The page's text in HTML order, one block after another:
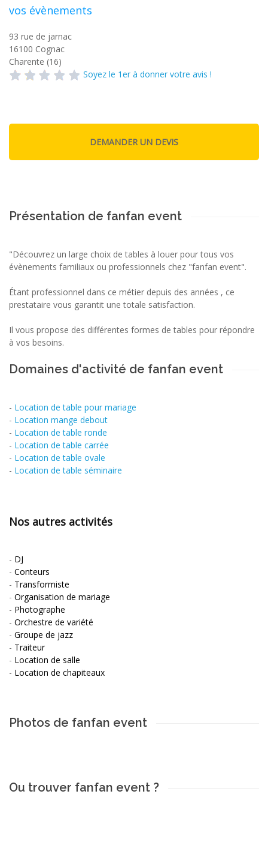
vos évènements
93 rue de jarnac
16100 Cognac
Charente (16)
Soyez le 1er à donner votre avis !
Présentation de fanfan event
"Découvrez un large choix de tables à louer pour tous vos
évènements familiaux ou professionnels chez "fanfan event".
Étant professionnel dans ce métier depuis des années , ce
prestataire vous garantit une totale satisfaction.
Il vous propose des différentes formes de tables pour répondre
à vos besoins.
Domaines d'activité de fanfan event
- Location de table pour mariage
- Location mange debout
- Location de table ronde
- Location de table carrée
- Location de table ovale
- Location de table séminaire
Nos autres activités
- DJ
- Conteurs
- Transformiste
- Organisation de mariage
- Photographe
- Orchestre de variété
- Groupe de jazz
- Traiteur
- Location de salle
- Location de chapiteaux
Photos de fanfan event
Ou trouver fanfan event ?